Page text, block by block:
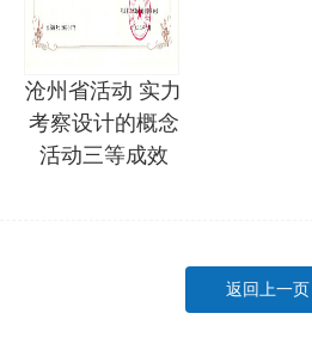
沧州省活动 实力
考察设计的概念
活动三等成效
返回上一页